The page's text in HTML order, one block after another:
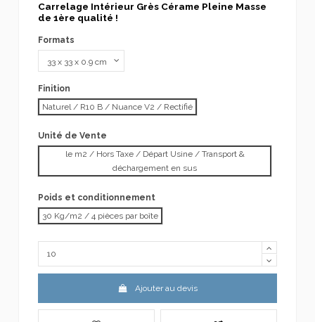
Carrelage Intérieur Grès Cérame Pleine Masse
de 1ère qualité !
Formats
Finition
Naturel / R10 B / Nuance V2 / Rectifié
Unité de Vente
le m2 / Hors Taxe / Départ Usine / Transport &
déchargement en sus
Poids et conditionnement
30 Kg/m2 / 4 pièces par boîte
Ajouter au devis